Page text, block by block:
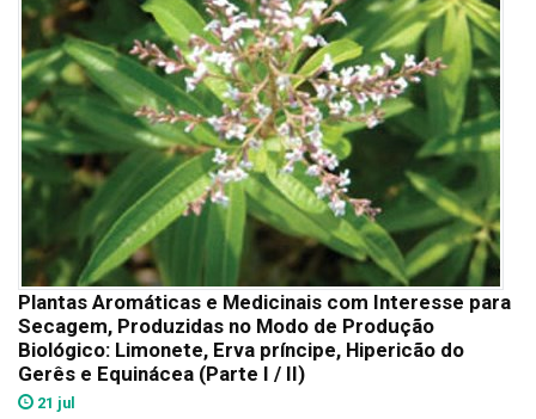
Plantas Aromáticas e Medicinais com Interesse para
Secagem, Produzidas no Modo de Produção
Biológico: Limonete, Erva príncipe, Hipericão do
Gerês e Equinácea (Parte I / II)
21 jul